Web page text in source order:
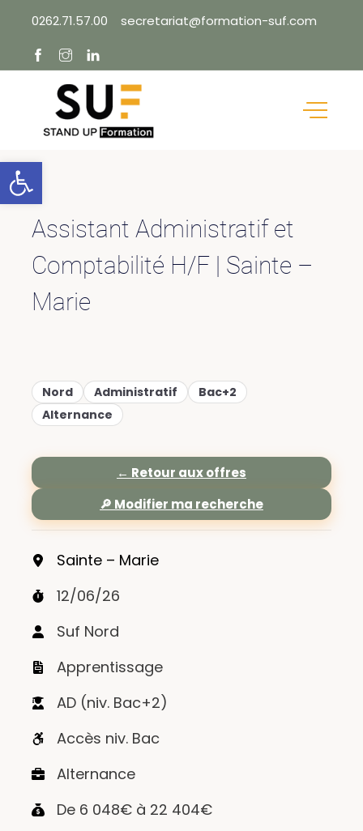
content
0262.71.57.00 secretariat@formation-suf.com
Assistant Administratif et
Comptabilité H/F | Sainte –
Marie
Nord Administratif
Bac+2
Alternance
← Retour aux offres
🔎 Modifier ma recherche
Sainte – Marie
12/06/26
Suf Nord
Apprentissage
AD (niv. Bac+2)
Accès niv. Bac
Alternance
De 6 048€ à 22 404€
Ouvrir la barre d’outils